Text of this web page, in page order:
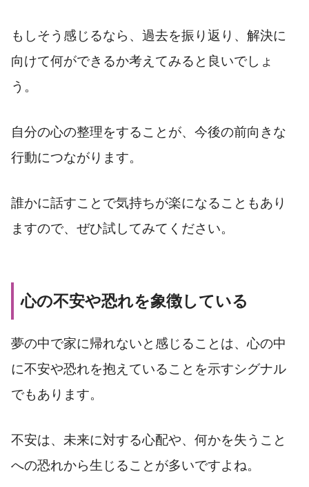
もしそう感じるなら、過去を振り返り、解決に
向けて何ができるか考えてみると良いでしょ
う。
自分の心の整理をすることが、今後の前向きな
行動につながります。
誰かに話すことで気持ちが楽になることもあり
ますので、ぜひ試してみてください。
心の不安や恐れを象徴している
夢の中で家に帰れないと感じることは、心の中
に不安や恐れを抱えていることを示すシグナル
でもあります。
不安は、未来に対する心配や、何かを失うこと
への恐れから生じることが多いですよね。